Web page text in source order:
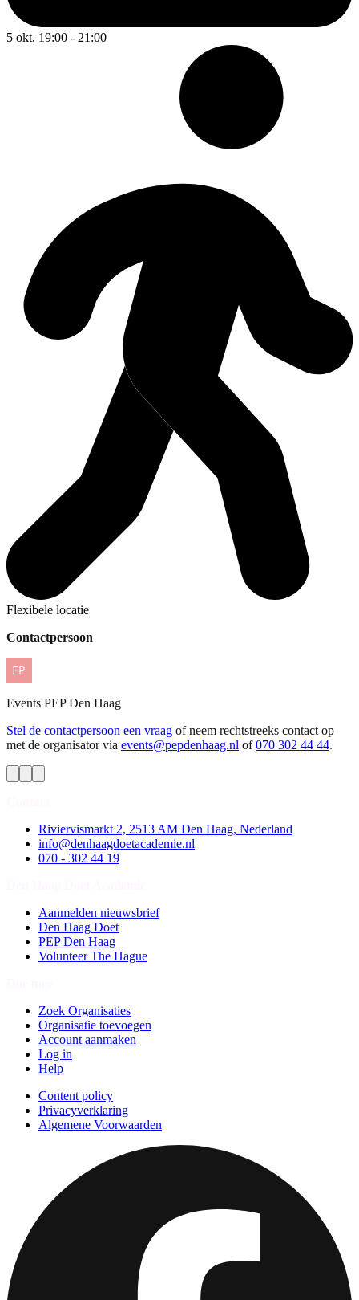
5 okt, 19:00 - 21:00
Flexibele locatie
Contactpersoon
Events PEP Den Haag
Stel de contactpersoon een vraag of neem rechtstreeks contact op
met de organisator via events@pepdenhaag.nl of 070 302 44 44.
Riviervismarkt 2, 2513 AM Den Haag, Nederland
info@denhaagdoetacademie.nl
070 - 302 44 19
Aanmelden nieuwsbrief
Den Haag Doet
PEP Den Haag
Volunteer The Hague
Zoek Organisaties
Organisatie toevoegen
Account aanmaken
Log in
Help
Content policy
Privacyverklaring
Algemene Voorwaarden